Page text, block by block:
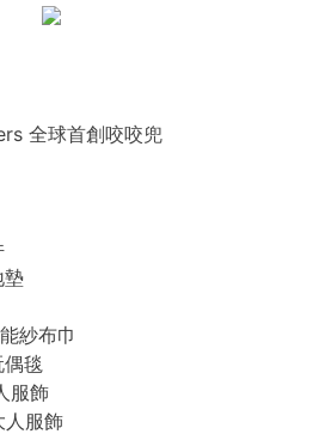
全球首創咬咬兜
墊
紗布巾
毯
服飾
服飾